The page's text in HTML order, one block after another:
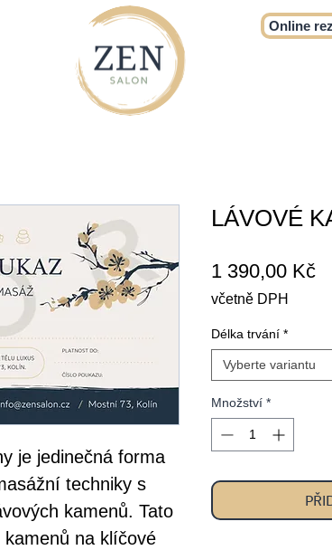
Online
je jedinečná forma
techniky s
kamenů. Tato
na klíčové
LÁVOVÉ
1 390,00 Kč
včetně DPH
Délka trvání *
Vyberte variantu
Množství *